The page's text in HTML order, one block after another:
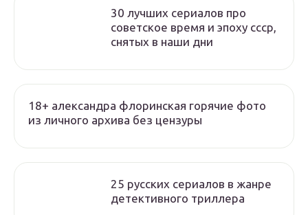
30 лучших сериалов про
советское время и эпоху ссср,
снятых в наши дни
18+ александра флоринская горячие фото
из личного архива без цензуры
25 русских сериалов в жанре
детективного триллера